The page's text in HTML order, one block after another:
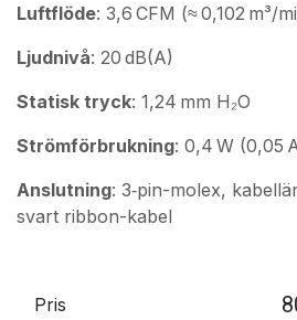
Luftflöde: 3,6 CFM (≈ 0,102 m³/
Ljudnivå: 20 dB(A)
Statisk tryck: 1,24 mm H₂O
Strömförbrukning: 0,4 W (0,05
Anslutning: 3‑pin-molex,
svart ribbon-kabel
Pris